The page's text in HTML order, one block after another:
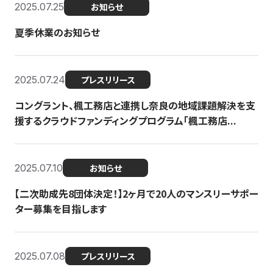
2025.07.25 お知らせ
夏季休業のお知らせ
2025.07.24 プレスリリース
コングラント、楓工務店と連携し奈良の地域課題解決を支
援するクラウドファンディングプログラム「楓工務店...
2025.07.10 お知らせ
【二次助成先8団体決定！】2ヶ月で20人のマンスリーサポー
ター募集を目指します
2025.07.08 プレスリリース